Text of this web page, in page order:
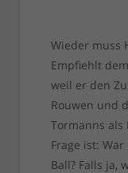
Wieder muss
Empfiehlt
weil er den
Rouwen und
Tormanns als
Frage ist:
Ball? Falls ja,